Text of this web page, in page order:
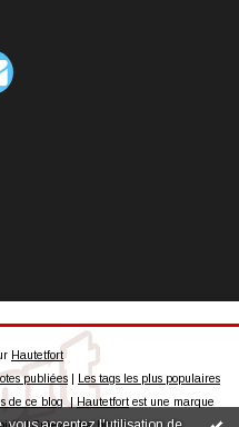
Hautetfort
publiées
Les tags les plus populaires
de ce blog |Hautetfort est une marque